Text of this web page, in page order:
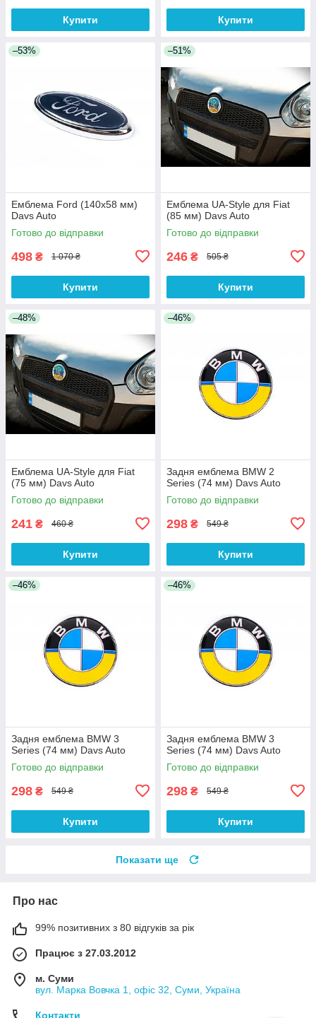
Купити Купити
–53%
Емблема Ford (140х58 мм)
Davs Auto
Готово до відправки
498 ₴ 1 070 ₴
Купити
–51%
Емблема UA-Style для Fiat
(85 мм) Davs Auto
Готово до відправки
246 ₴ 505 ₴
Купити
–48%
Емблема UA-Style для Fiat
(75 мм) Davs Auto
Готово до відправки
241 ₴ 460 ₴
Купити
–46%
Задня емблема BMW 2
Series (74 мм) Davs Auto
Готово до відправки
298 ₴ 549 ₴
Купити
–46%
Задня емблема BMW 3
Series (74 мм) Davs Auto
Готово до відправки
298 ₴ 549 ₴
Купити
–46%
Задня емблема BMW 3
Series (74 мм) Davs Auto
Готово до відправки
298 ₴ 549 ₴
Купити
Показати ще
Про нас
99% позитивних з 80 відгуків за рік
Працює з 27.03.2012
м. Суми
вул. Марка Вовчка 1, офіс 32, Суми, Україна
Контакти